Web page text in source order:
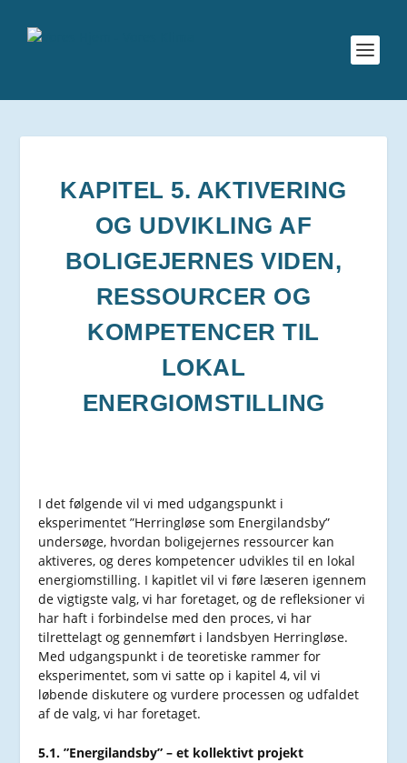
KAPITEL 5. AKTIVERING
OG UDVIKLING AF
BOLIGEJERNES VIDEN,
RESSOURCER OG
KOMPETENCER TIL
LOKAL
ENERGIOMSTILLING
I det følgende vil vi med udgangspunkt i
eksperimentet ”Herringløse som Energilandsby”
undersøge, hvordan boligejernes ressourcer kan
aktiveres, og deres kompetencer udvikles til en lokal
energiomstilling. I kapitlet vil vi føre læseren igennem
de vigtigste valg, vi har foretaget, og de refleksioner vi
har haft i forbindelse med den proces, vi har
tilrettelagt og gennemført i landsbyen Herringløse.
Med udgangspunkt i de teoretiske rammer for
eksperimentet, som vi satte op i kapitel 4, vil vi
løbende diskutere og vurdere processen og udfaldet
af de valg, vi har foretaget.
5.1. ”Energilandsby” – et kollektivt projekt